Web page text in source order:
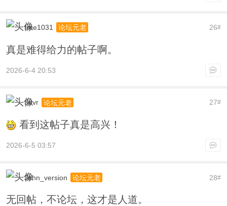
26#
free1031 论坛元老
真是难得给力的帖子啊。
2026-6-4 20:53
27#
3dvr 论坛元老
看到这帖子真是高兴！
2026-6-5 03:57
28#
John_version 论坛元老
无回帖，不论坛，这才是人道。